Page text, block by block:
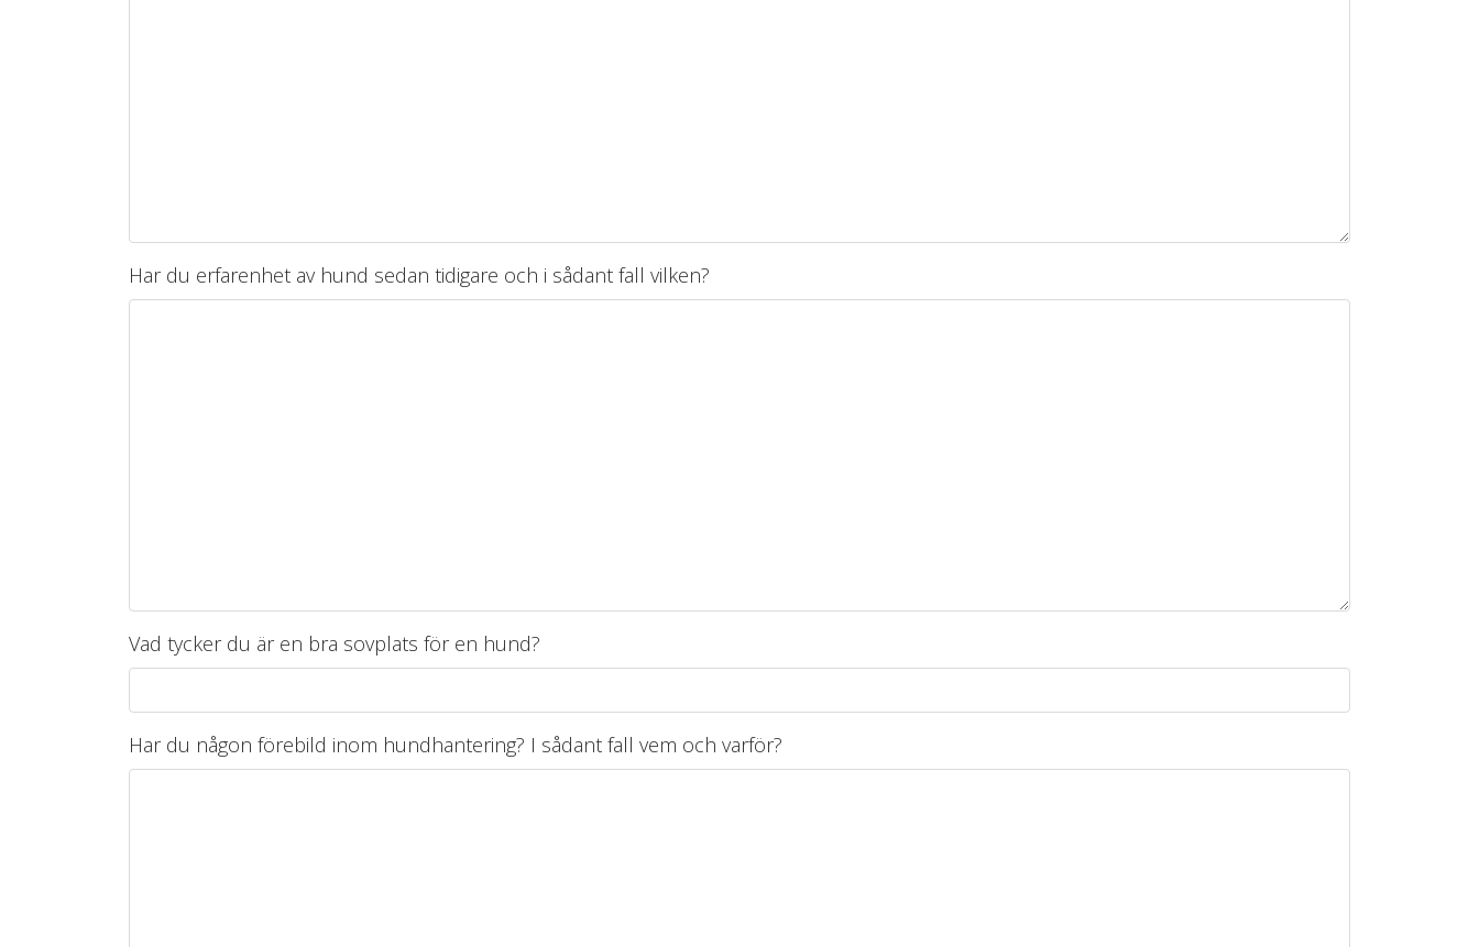
Har du erfarenhet av hund sedan tidigare och i sådant fall vilken?
Vad tycker du är en bra sovplats för en hund?
Har du någon förebild inom hundhantering? I sådant fall vem och varför?